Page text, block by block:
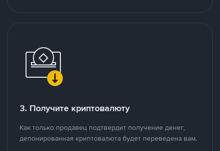
3. Получите криптовалюту
Как только продавец подтвердит получение денег,
депонированная криптовалюта будет переведена вам.